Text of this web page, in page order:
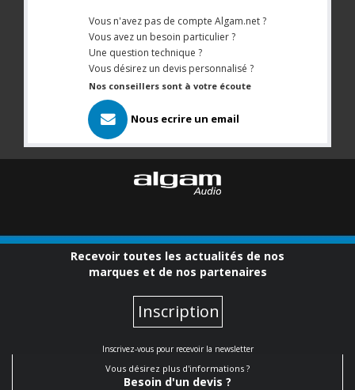
Vous n'avez pas de compte Algam.net ?
Vous avez un besoin particulier ?
Une question technique ?
Vous désirez un devis personnalisé ?
Nos conseillers sont à votre écoute
Nous ecrire un email
Recevoir toutes les actualités de nos
marques et de nos partenaires
Inscription
Inscrivez-vous pour recevoir la newsletter
Vous désirez plus d'informations ?
Besoin d'un devis ?